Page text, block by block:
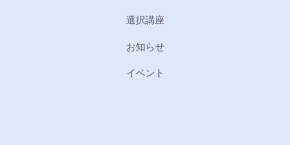
選択講座
お知らせ
イベント